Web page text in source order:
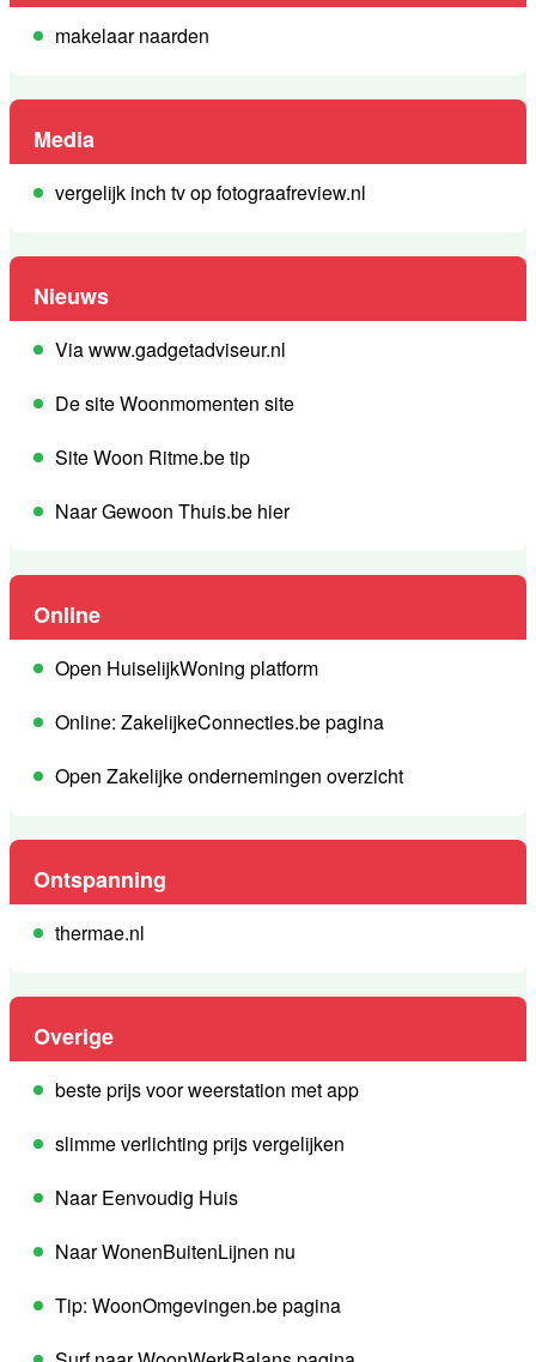
makelaar naarden
Media
vergelijk inch tv op fotograafreview.nl
Nieuws
Via www.gadgetadviseur.nl
De site Woonmomenten site
Site Woon Ritme.be tip
Naar Gewoon Thuis.be hier
Online
Open HuiselijkWoning platform
Online: ZakelijkeConnecties.be pagina
Open Zakelijke ondernemingen overzicht
Ontspanning
thermae.nl
Overige
beste prijs voor weerstation met app
slimme verlichting prijs vergelijken
Naar Eenvoudig Huis
Naar WonenBuitenLijnen nu
Tip: WoonOmgevingen.be pagina